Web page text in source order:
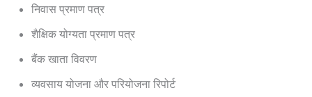
निवास प्रमाण पत्र
शैक्षिक योग्यता प्रमाण पत्र
बैंक खाता विवरण
व्यवसाय योजना और परियोजना रिपोर्ट